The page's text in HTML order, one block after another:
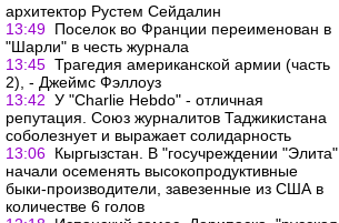
архитектор Рустем Сейдалин
13:49 Поселок во Франции переименован в
"Шарли" в честь журнала
13:45 Трагедия американской армии (часть
2), - Джеймс Фэллоуз
13:42 У "Charlie Hebdo" - отличная
репутация. Союз журналитов Таджикистана
соболезнует и выражает солидарность
13:06 Кыргызстан. В "госучреждении "Элита"
начали осеменять высокопродуктивные
быки-производители, завезенные из США в
количестве 6 голов